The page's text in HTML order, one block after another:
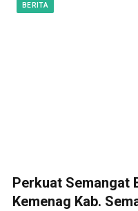
BERITA
Perkuat Semangat
Kemenag Kab.